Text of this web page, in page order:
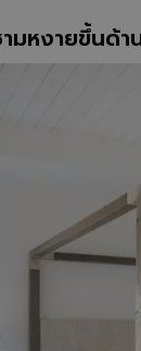
มหงายขึ้นด้า